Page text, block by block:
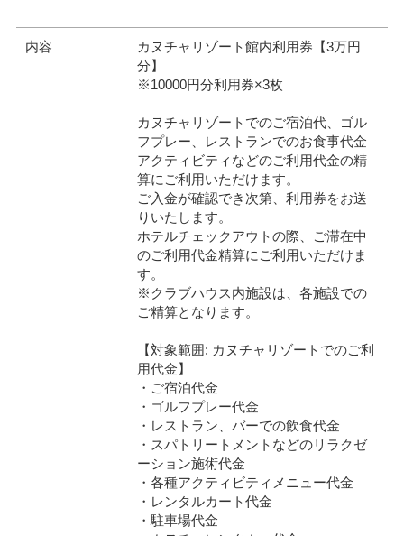
内容
カヌチャリゾート館内利用券【3万円
分】
※10000円分利用券×3枚
カヌチャリゾートでのご宿泊代、ゴル
フプレー、レストランでのお食事代金
アクティビティなどのご利用代金の精
算にご利用いただけます。
ご入金が確認でき次第、利用券をお送
りいたします。
ホテルチェックアウトの際、ご滞在中
のご利用代金精算にご利用いただけま
す。
※クラブハウス内施設は、各施設での
ご精算となります。
【対象範囲: カヌチャリゾートでのご利
用代金】
・ご宿泊代金
・ゴルフプレー代金
・レストラン、バーでの飲食代金
・スパトリートメントなどのリラクゼ
ーション施術代金
・各種アクティビティメニュー代金
・レンタルカート代金
・駐車場代金